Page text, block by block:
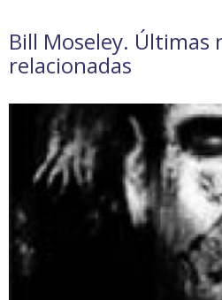
Bill Moseley. Últimas
relacionadas